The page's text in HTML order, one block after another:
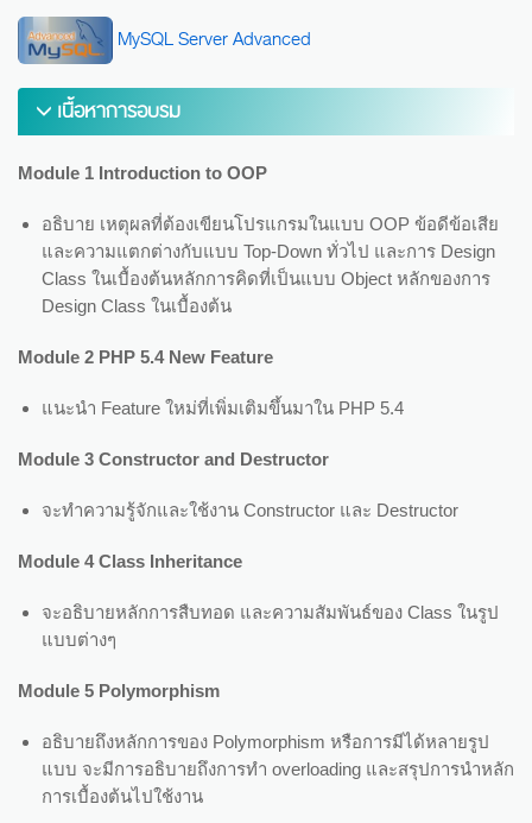
MySQL Server Advanced
เนื้อหาการอบรม
Module 1 Introduction to OOP
อธิบาย เหตุผลที่ต้องเขียนโปรแกรมในแบบ OOP ข้อดีข้อเสีย
และความแตกต่างกับแบบ Top-Down ทั่วไป และการ Design
Class ในเบื้องต้นหลักการคิดที่เป็นแบบ Object หลักของการ
Design Class ในเบื้องต้น
Module 2 PHP 5.4 New Feature
แนะนำ Feature ใหม่ที่เพิ่มเติมขึ้นมาใน PHP 5.4
Module 3 Constructor and Destructor
จะทำความรู้จักและใช้งาน Constructor และ Destructor
Module 4 Class Inheritance
จะอธิบายหลักการสืบทอด และความสัมพันธ์ของ Class ในรูป
แบบต่างๆ
Module 5 Polymorphism
อธิบายถึงหลักการของ Polymorphism หรือการมีได้หลายรูป
แบบ จะมีการอธิบายถึงการทำ overloading และสรุปการนำหลัก
การเบื้องต้นไปใช้งาน